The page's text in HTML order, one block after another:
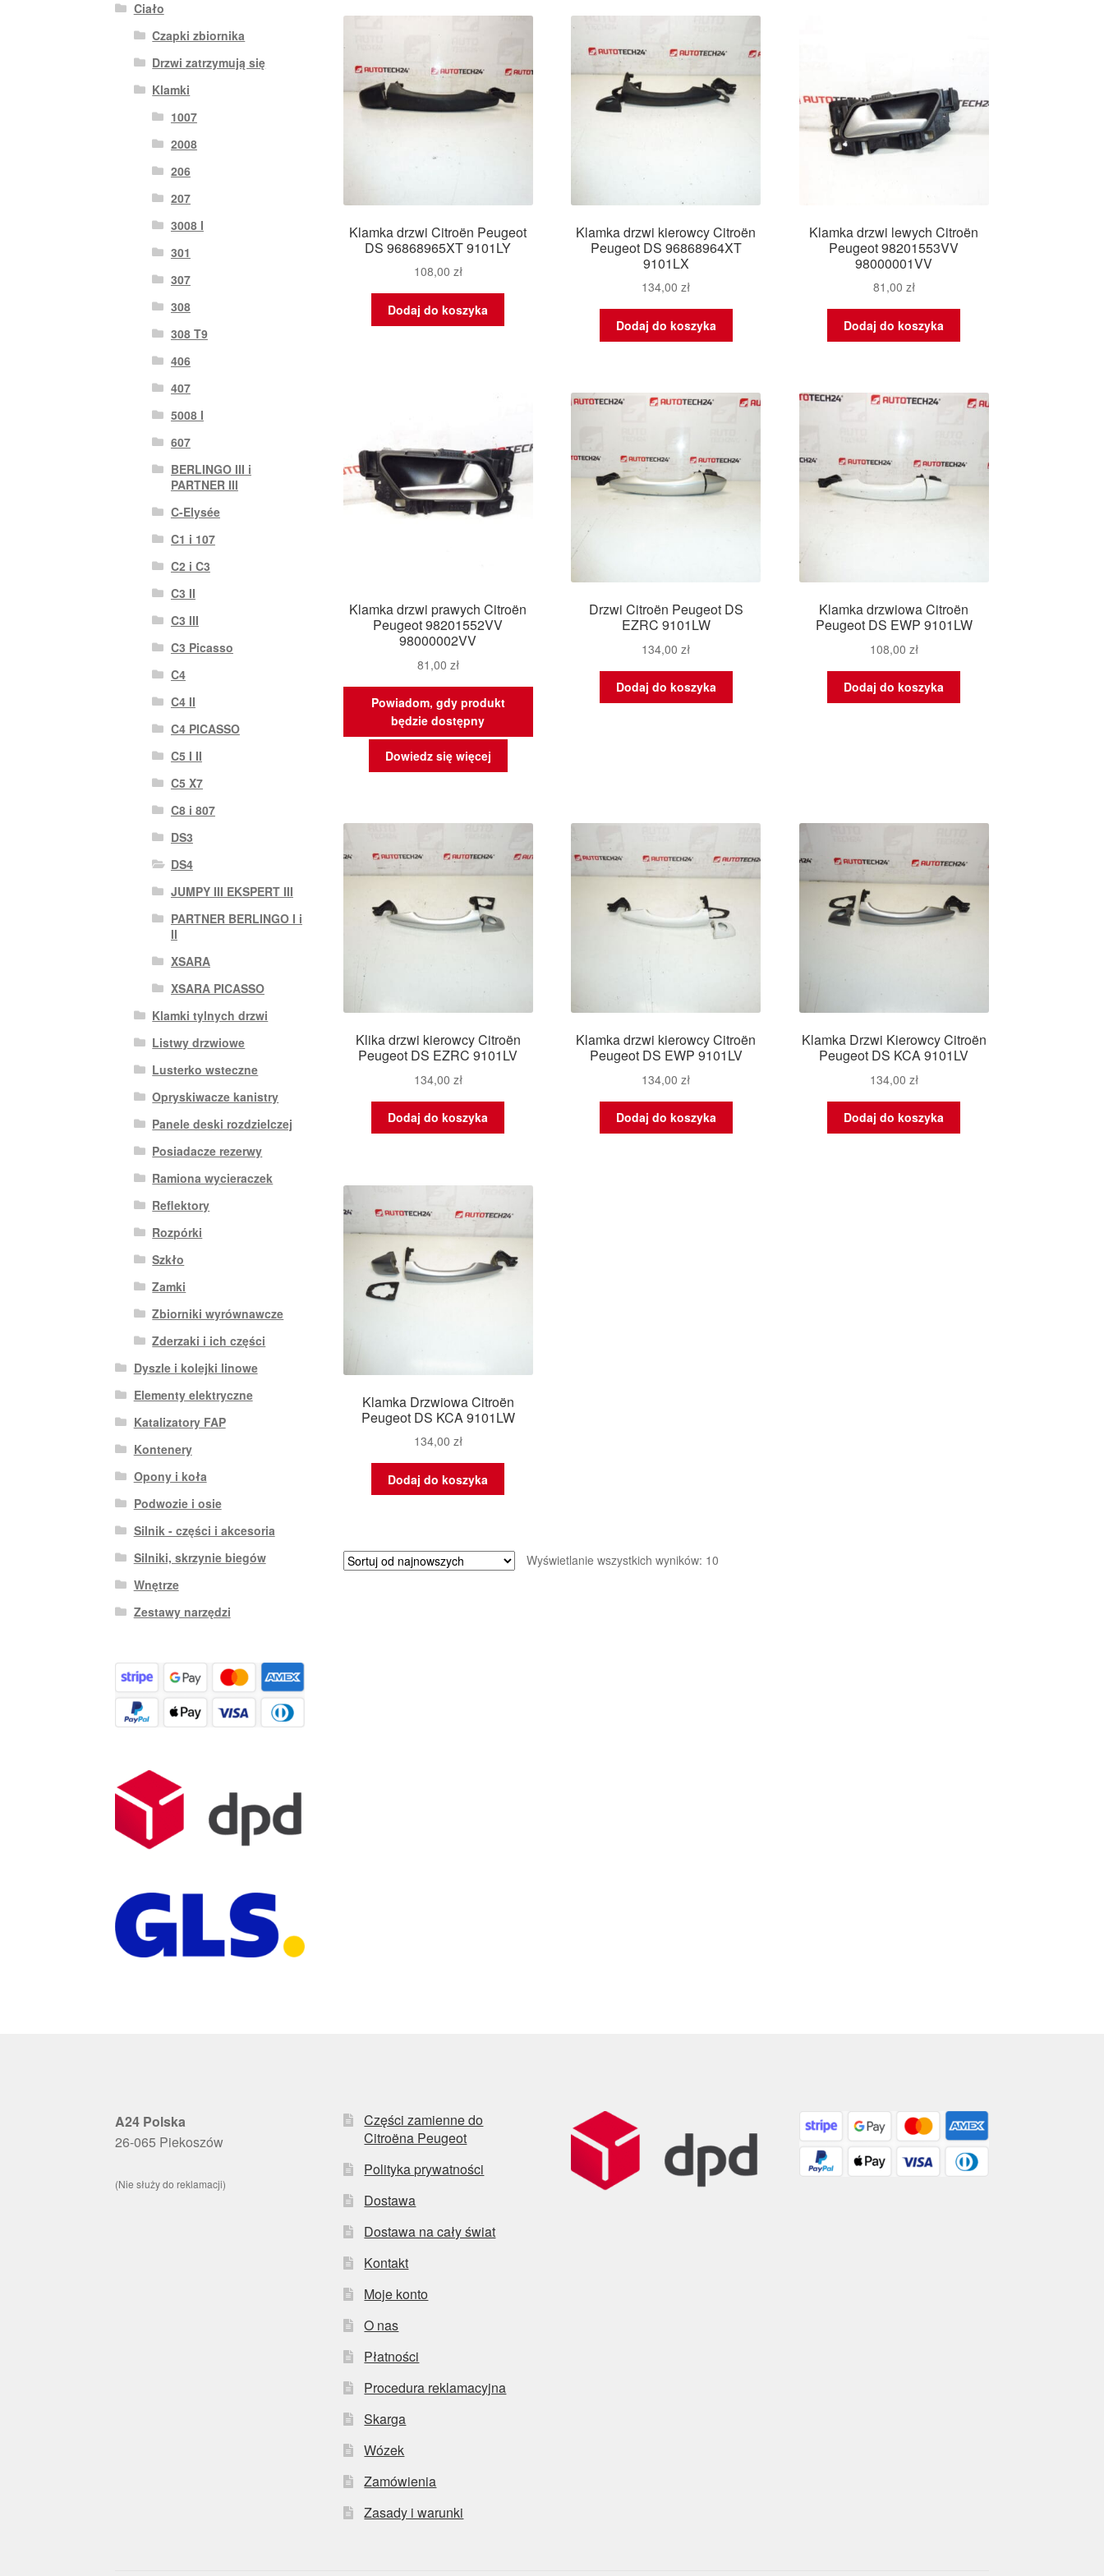
Klamka drzwi Citroën Peugeot
DS 96868965XT 9101LY
108,00 zł
Dodaj do koszyka
Klamka drzwi kierowcy Citroën
Peugeot DS 96868964XT
9101LX
134,00zł
Dodaj do koszyka
Klamka drzwi lewych Citroën
Peugeot 98201553VV
98000001VV
81,00 zł
Dodaj do koszyka
Klamka drzwi prawych Citroën
Peugeot 98201552VV
98000002VV
81,00 zł
Powiadom, gdy produkt
będzie dostępny
Dowiedz się więcej
Drzwi Citroën Peugeot DS
EZRC 9101LW
134,00zł
Dodaj do koszyka
Klamka drzwiowa Citroën
Peugeot DS EWP 9101LW
108,00 zł
Dodaj do koszyka
Klika drzwi kierowcy Citroën
Peugeot DS EZRC 9101LV
134,00 zł
Dodaj do koszyka
Klamka drzwi kierowcy Citroën
Peugeot DS EWP 9101LV
134,00zł
Dodaj do koszyka
Klamka Drzwi Kierowcy Citroën
Peugeot DS KCA 9101LV
134,00 zł
Dodaj do koszyka
Klamka Drzwiowa Citroën
Peugeot DS KCA 9101LW
134,00 zł
Dodaj do koszyka
Wyświetlanie wszystkich wyników: 10Posortowane
Ciało
Czapki zbiornika
Drzwi zatrzymują się
Klamki
1007
2008
206
207
3008 I
301
307
308
308 T9
406
407
5008 I
607
BERLINGO III i
PARTNER III
C-Elysée
C1 i 107
C2 i C3
C3 II
C3 III
C3 Picasso
C4
C4 II
C4 PICASSO
C5 I II
C5 X7
C8 i 807
DS3
DS4
JUMPY III EKSPERT III
PARTNER BERLINGO I i
II
XSARA
XSARA PICASSO
Klamki tylnych drzwi
Listwy drzwiowe
Lusterko wsteczne
Opryskiwacze kanistry
Panele deski rozdzielczej
Posiadacze rezerwy
Ramiona wycieraczek
Reflektory
Rozpórki
Szkło
Zamki
Zbiorniki wyrównawcze
Zderzaki i ich części
Dyszle i kolejki linowe
Elementy elektryczne
Katalizatory FAP
Kontenery
Opony i koła
Podwozie i osie
Silnik - części i akcesoria
Silniki, skrzynie biegów
Wnętrze
Zestawy narzędzi
A24 Polska
26-065 Piekoszów
(Nie służy do reklamacji)
Części zamienne do
Citroëna Peugeot
Polityka prywatności
Dostawa
Dostawa na cały świat
Kontakt
Moje konto
O nas
Płatności
Procedura reklamacyjna
Skarga
Wózek
Zamówienia
Zasady i warunki